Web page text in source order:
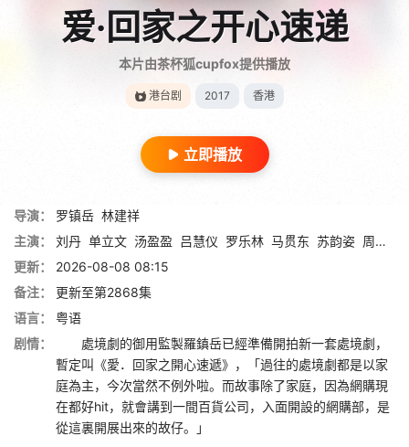
爱·回家之开心速递
本片由茶杯狐cupfox提供播放
港台剧 2017 香港
立即播放
导演： 罗镇岳 林建祥
主演：
刘丹 单立文 汤盈盈 吕慧仪 罗乐林 马贯东 苏韵姿 周嘉洛
更新：
2026-08-08 08:15
备注：
更新至第2868集
语言：
粤语
剧情：
處境劇的御用監製羅鎮岳已經準備開拍新一套處境劇，
暫定叫《愛．回家之開心速遞》，「過往的處境劇都是以家
庭為主，今次當然不例外啦。而故事除了家庭，因為網購現
在都好hit，就會講到一間百貨公司，入面開設的網購部，是
從這裏開展出來的故仔。」